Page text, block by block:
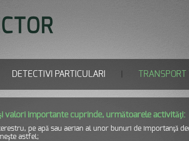
DETECTIVI PARTICULARI TRANSPORT
valori importante cuprinde, următoarele activităţi:
pe apă sau aerian al unor bunuri de importanţă
astfel;